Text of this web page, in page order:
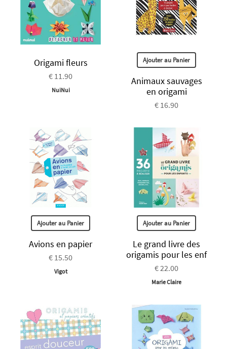
Origami fleurs
€ 11.90
NuiNui
Ajouter au Panier
Animaux sauvages
en origami
€ 16.90
Ajouter au Panier
Avions en papier
€ 15.50
Vigot
Ajouter au Panier
Le grand livre des
origamis pour les enf
€ 22.00
Marie Claire